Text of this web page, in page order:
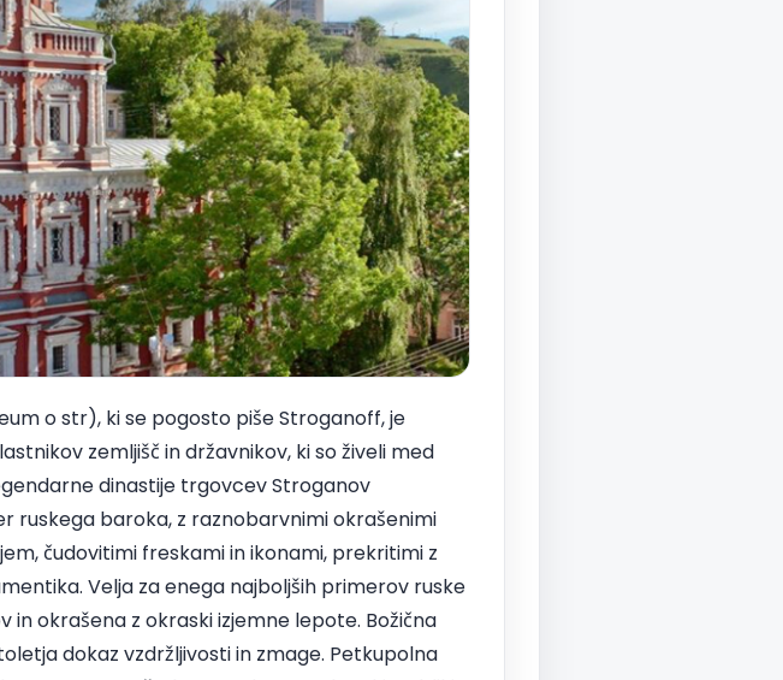
o str), ki se pogosto piše Stroganoff, je
zemljišč in državnikov, ki so živeli med
dinastije trgovcev Stroganov
ruskega baroka, z raznobarvnimi okrašenimi
čudovitimi freskami in ikonami, prekritimi z
Velja za enega najboljših primerov ruske
okrašena z okraski izjemne lepote. Božična
dokaz vzdržljivosti in zmage. Petkupolna